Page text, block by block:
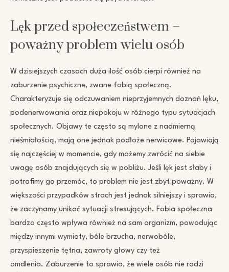
Lęk przed społeczeństwem –
poważny problem wielu osób
W dzisiejszych czasach duża ilość osób cierpi również na
zaburzenie psychiczne, zwane fobią społeczną.
Charakteryzuje się odczuwaniem nieprzyjemnych doznań lęku,
podenerwowania oraz niepokoju w różnego typu sytuacjach
społecznych. Objawy te często są mylone z nadmierną
nieśmiałością, mają one jednak podłoże nerwicowe. Pojawiają
się najczęściej w momencie, gdy możemy zwrócić na siebie
uwagę osób znajdujących się w pobliżu. Jeśli lęk jest słaby i
potrafimy go przemóc, to problem nie jest zbyt poważny. W
większości przypadków strach jest jednak silniejszy i sprawia,
że zaczynamy unikać sytuacji stresujących. Fobia społeczna
bardzo często wpływa również na sam organizm, powodując
między innymi wymioty, bóle brzucha, nerwobóle,
przyspieszenie tętna, zawroty głowy czy też
omdlenia. Zaburzenie to sprawia, że wiele osób nie radzi